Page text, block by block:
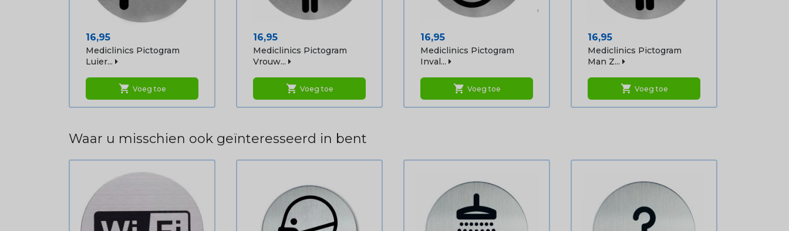
Prijs
16,95
Mediclinics Pictogram
Luier...
shopping_cart Voeg toe
Prijs
16,95
Mediclinics Pictogram
Vrouw...
shopping_cart Voeg toe
Prijs
16,95
Mediclinics Pictogram
Inval...
shopping_cart Voeg toe
Prijs
16,95
Mediclinics Pictogram
Man Z...
shopping_cart Voeg toe
Waar u misschien ook geïnteresseerd in bent